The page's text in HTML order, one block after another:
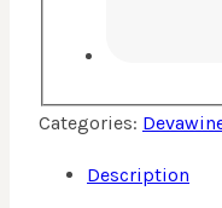
Categories:
Description